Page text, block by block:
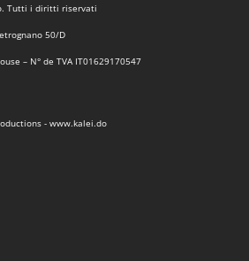
Tutti i diritti riservati
50/D
– N° de TVA IT01629170547
- www.kalei.do